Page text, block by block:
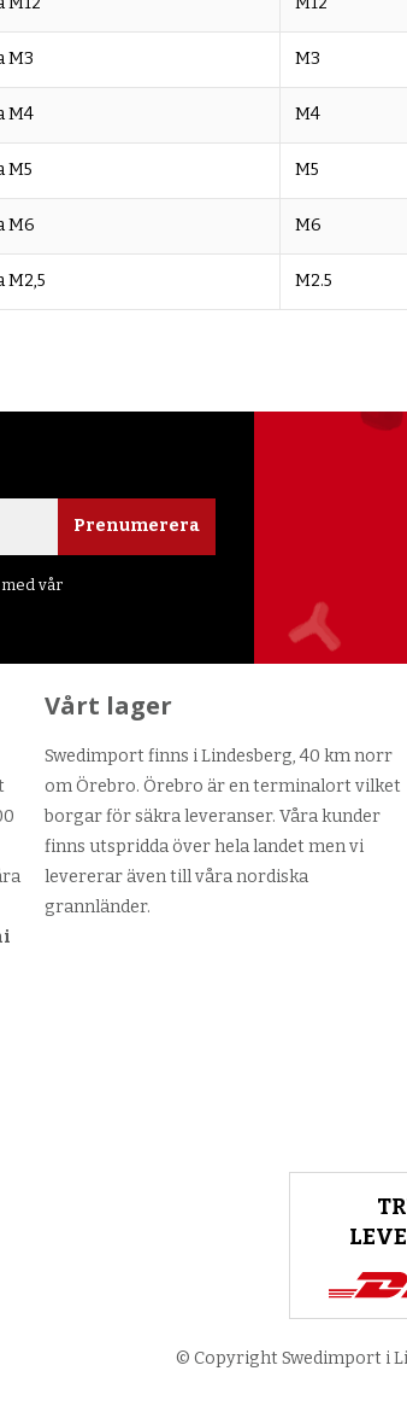
M3 M3
M4 M4
M5 M5
M6 M6
M2,5 M2.5
Prenumerera
vår
Vårt lager
Swedimport finns i Lindesberg, 40 km norr
om Örebro. Örebro är en terminalort vilket
borgar för säkra leveranser. Våra kunder
finns utspridda över hela landet men vi
levererar även till våra nordiska
grannländer.
© Copyright Swedimport i